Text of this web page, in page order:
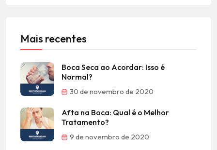
Mais recentes
Boca Seca ao Acordar: Isso é
Normal?
30 de novembro de 2020
Afta na Boca: Qual é o Melhor
Tratamento?
9 de novembro de 2020